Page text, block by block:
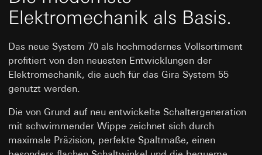
Elektromechanik als Basis.
Das neue System 70 als hochmodernes Vollsortiment
profitiert von den neuesten Entwicklungen der
Elektromechanik, die auch für das Gira System 55
genutzt werden.
Die von Grund auf neu entwickelte Schaltergeneration
mit schwimmender Wippe zeichnet sich durch
maximale Präzision, perfekte Spaltmaße, einen